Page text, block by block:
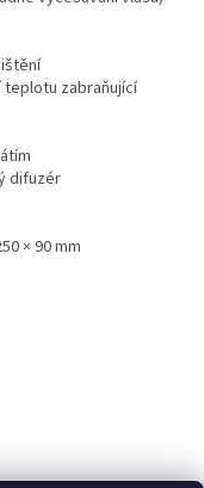
teplotu zabraňující
difuzér
× 90 mm